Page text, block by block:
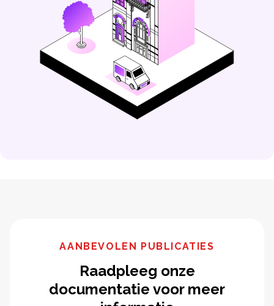
AANBEVOLEN PUBLICATIES
Raadpleeg onze
documentatie voor meer